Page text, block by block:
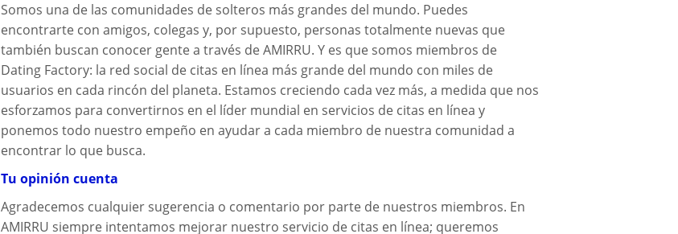
Somos una de las comunidades de solteros más grandes del mundo. Puedes
encontrarte con amigos, colegas y, por supuesto, personas totalmente nuevas que
también buscan conocer gente a través de AMIRRU. Y es que somos miembros de
Dating Factory: la red social de citas en línea más grande del mundo con miles de
usuarios en cada rincón del planeta. Estamos creciendo cada vez más, a medida que nos
esforzamos para convertirnos en el líder mundial en servicios de citas en línea y
ponemos todo nuestro empeño en ayudar a cada miembro de nuestra comunidad a
encontrar lo que busca.
Tu opinión cuenta
Agradecemos cualquier sugerencia o comentario por parte de nuestros miembros. En
AMIRRU siempre intentamos mejorar nuestro servicio de citas en línea; queremos